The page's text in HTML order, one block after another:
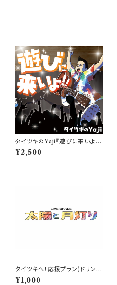
タイツキのYaji『遊びに来いよ！』
2nd album
¥2,500
タイツキへ！応援プラン(ドリンク
チケット付き)
¥1,000